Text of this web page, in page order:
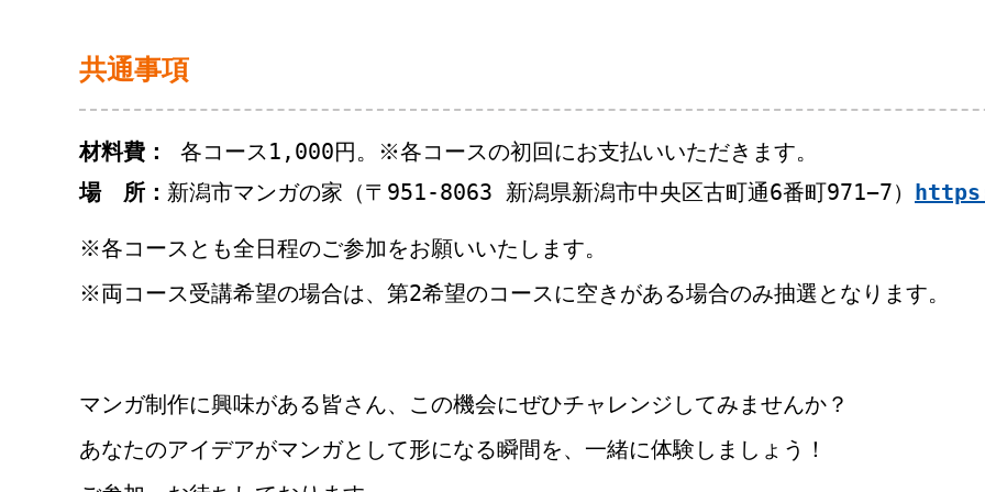
共通事項
材料費：
各コース1,000円。※各コースの初回にお支払いいただきます。
場 所： 新潟市マンガの家（〒951-8063 新潟県新潟市中央区古町通6番町971−7）
※各コースとも全日程のご参加をお願いいたします。
※両コース受講希望の場合は、第2希望のコースに空きがある場合のみ抽選となります。
マンガ制作に興味がある皆さん、この機会にぜひチャレンジしてみませんか？
あなたのアイデアがマンガとして形になる瞬間を、一緒に体験しましょう！